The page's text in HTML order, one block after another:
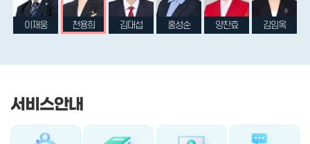
이재웅 천용희 김대섭 홍성순 양찬효 김임옥
서비스안내